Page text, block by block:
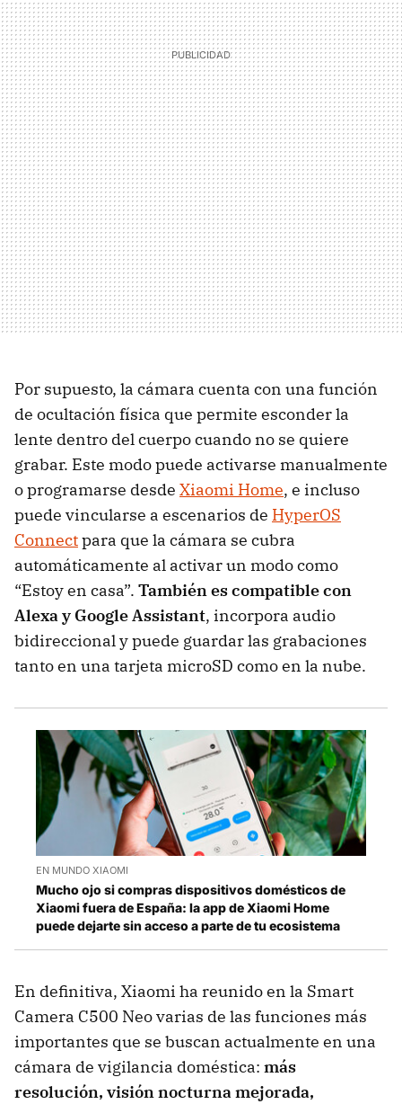
Por supuesto, la cámara cuenta con una función
de ocultación física que permite esconder la
lente dentro del cuerpo cuando no se quiere
grabar. Este modo puede activarse manualmente
o programarse desde Xiaomi Home, e incluso
puede vincularse a escenarios de HyperOS
Connectpara que la cámara se cubra
automáticamente al activar un modo como
“Estoy en casa”. También es compatible con
Alexa y Google Assistant, incorpora audio
bidireccional y puede guardar las grabaciones
tanto en una tarjeta microSD como en la nube.
EN MUNDO XIAOMI
Mucho ojo si compras dispositivos domésticos de
Xiaomi fuera de España: la app de Xiaomi Home
puede dejarte sin acceso a parte de tu ecosistema
En definitiva, Xiaomi ha reunido en la Smart
Camera C500 Neo varias de las funciones más
importantes que se buscan actualmente en una
cámara de vigilancia doméstica: más
resolución, visión nocturna mejorada,